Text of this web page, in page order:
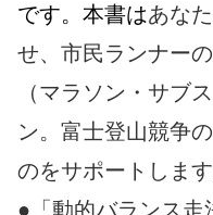
です。本書はあな
せ、市民ランナー
（マラソン・サブ
ン。富士登山競争
のをサポートします
●「動的バランス走